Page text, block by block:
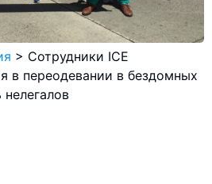
> Сотрудники ICE
в переодевании в бездомных